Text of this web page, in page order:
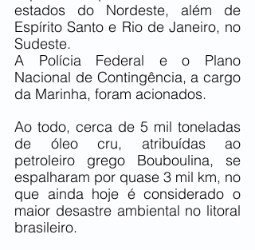
estados do Nordeste, além de
Espírito Santo e Rio de Janeiro, no
Sudeste.
A Polícia Federal e o Plano
Nacional de Contingência, a cargo
da Marinha, foram acionados.
Ao todo, cerca de 5 mil toneladas
de óleo cru, atribuídas ao
petroleiro grego Bouboulina, se
espalharam por quase 3 mil km, no
que ainda hoje é considerado o
maior desastre ambiental no litoral
brasileiro.